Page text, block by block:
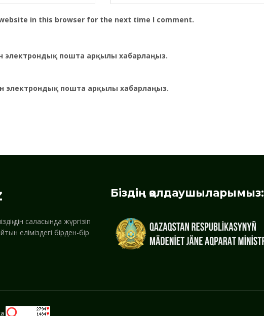
in this browser for the next time I comment.
электрондық пошта арқылы хабарлаңыз.
электрондық пошта арқылы хабарлаңыз.
дін саласында жүргізіп
еліміздегі бірден-бір
Біздің қолдаушыларымыз: